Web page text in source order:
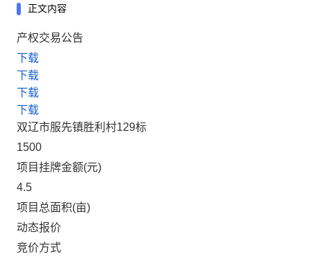
正文内容
产权交易公告
下载
下载
下载
下载
双辽市服先镇胜利村129标
1500
项目挂牌金额(元)
4.5
项目总面积(亩)
动态报价
竞价方式